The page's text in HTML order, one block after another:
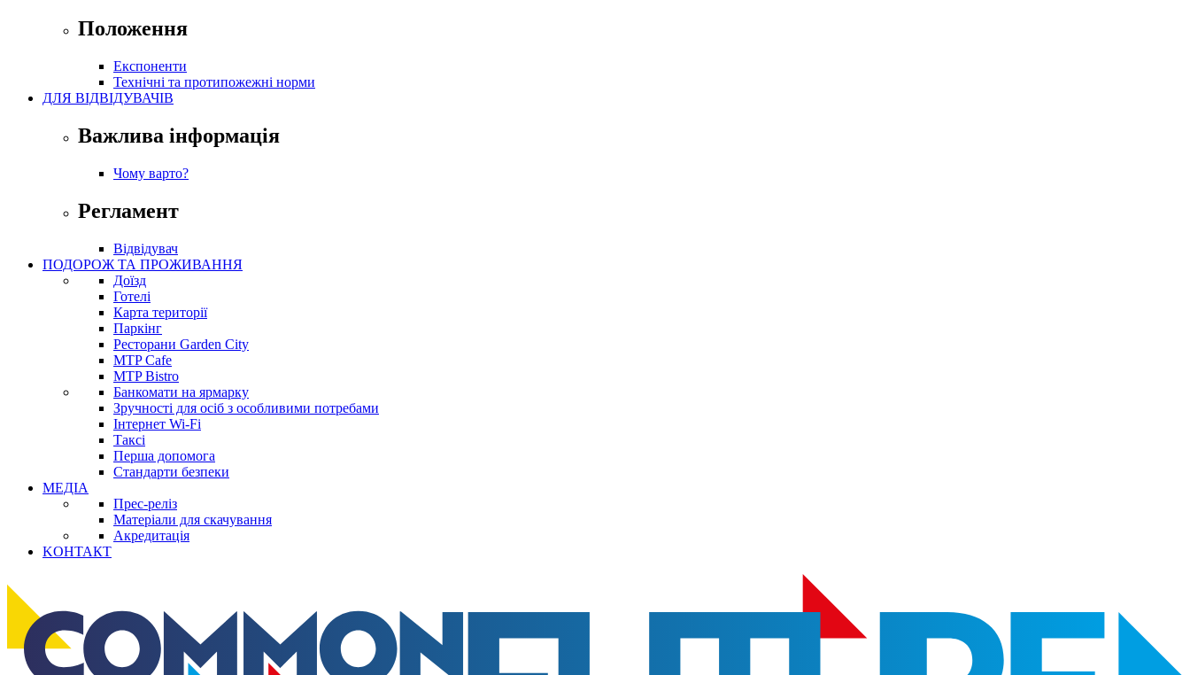
Положення
Експоненти
Технічні та протипожежні норми
ДЛЯ ВІДВІДУВАЧІВ
Важлива інформація
Чому варто?
Регламент
Відвідувач
ПОДОРОЖ ТА ПРОЖИВАННЯ
Доїзд
Готелі
Карта території
Паркінг
Ресторани Garden City
MTP Cafe
MTP Bistro
Банкомати на ярмарку
Зручності для осіб з особливими потребами
Інтернет Wi-Fi
Таксі
Перша допомога
Стандарти безпеки
МЕДІА
Прес-реліз
Матеріали для скачування
Акредитація
KОНТАКТ